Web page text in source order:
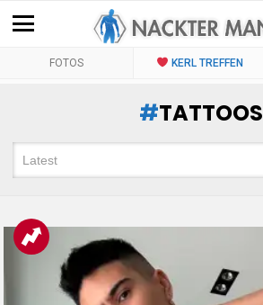
FOTOS KERL TREFFEN
TATTOOS
LATEST
STORIES